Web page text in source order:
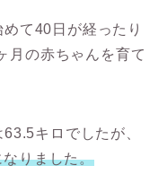
て40日が経ったり
月の赤ちゃんを育て
キロでしたが、
りました。